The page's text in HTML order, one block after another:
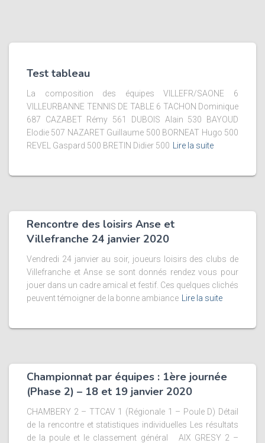
Test tableau
La composition des équipes VILLEFR/SAONE 6
VILLEURBANNE TENNIS DE TABLE 6 TACHON Dominique
687 CAZABET Rémy 561 DUBOIS Alain 530 BAYOUD
Elodie 507 NAZARET Guillaume 500 BORNEAT Hugo 500
REVEL Gaspard 500 BRETIN Didier 500
Lire la suite
Rencontre des loisirs Anse et
Villefranche 24 janvier 2020
Vendredi 24 janvier au soir, joueurs loisirs des clubs de
Villefranche et Anse se sont donnés rendez vous pour
jouer dans un cadre amical et festif. Ces quelques clichés
peuvent témoigner de la bonne ambiance
Lire la suite
Championnat par équipes : 1ère journée
(Phase 2) – 18 et 19 janvier 2020
CHAMBERY 2 – TTCAV 1 (Régionale 1 – Poule D) Détail
de la rencontre et statistiques individuelles Les résultats
de la poule et le classement général AIX GRESY 2 –